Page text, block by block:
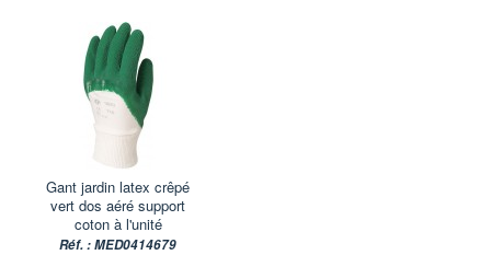
Gant jardin latex crêpé
vert dos aéré support
coton à l'unité
Réf. : MED0414679